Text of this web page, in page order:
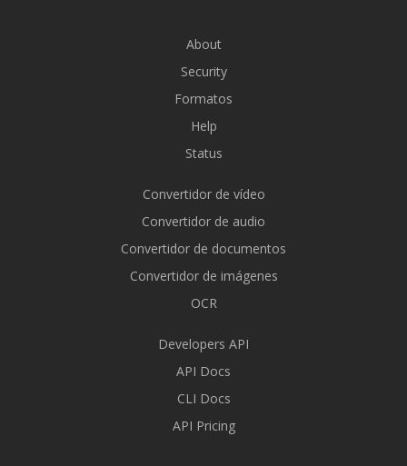
About
Security
Formatos
Help
Status
Convertidor de vídeo
Convertidor de audio
Convertidor de documentos
Convertidor de imágenes
OCR
Developers API
API Docs
CLI Docs
API Pricing